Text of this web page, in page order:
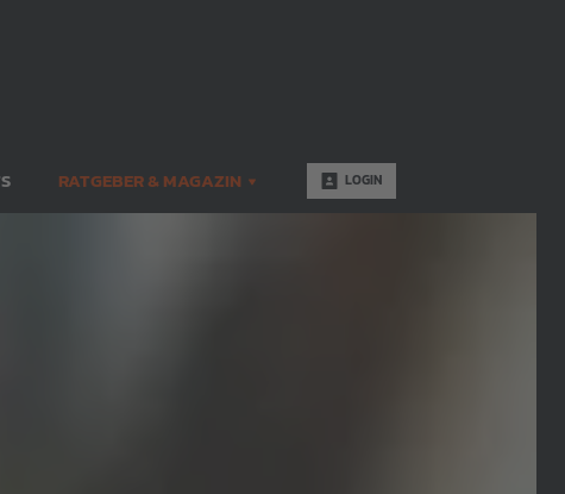
RATGEBER & MAGAZIN LOGIN